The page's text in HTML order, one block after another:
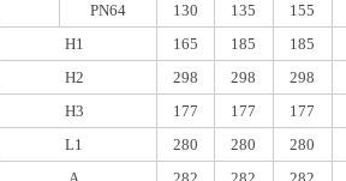
PN64
130 135 155
H1
165 185 185
H2
298 298 298
H3
177 177 177
L1
280 280 280